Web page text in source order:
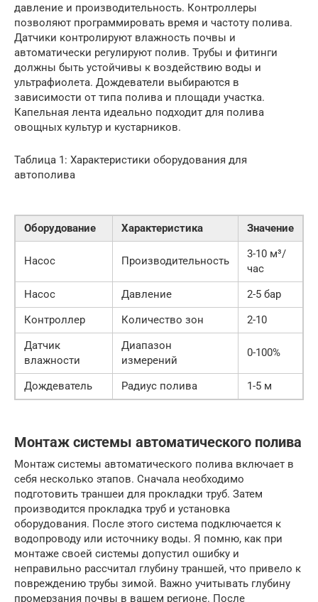
давление и производительность. Контроллеры
позволяют программировать время и частоту полива.
Датчики контролируют влажность почвы и
автоматически регулируют полив. Трубы и фитинги
должны быть устойчивы к воздействию воды и
ультрафиолета. Дождеватели выбираются в
зависимости от типа полива и площади участка.
Капельная лента идеально подходит для полива
овощных культур и кустарников.
Таблица 1: Характеристики оборудования для
автополива
Оборудование Характеристика Значение
Насос Производительность
3-10 м³/
час
Насос
Давление
2-5 бар
Контроллер
Количество зон
2-10
Датчик
влажности
Диапазон
измерений
0-100%
Дождеватель Радиус полива 1-5 м
Монтаж системы автоматического полива
Монтаж системы автоматического полива включает в
себя несколько этапов. Сначала необходимо
подготовить траншеи для прокладки труб. Затем
производится прокладка труб и установка
оборудования. После этого система подключается к
водопроводу или источнику воды. Я помню, как при
монтаже своей системы допустил ошибку и
неправильно рассчитал глубину траншей, что привело к
повреждению трубы зимой. Важно учитывать глубину
промерзания почвы в вашем регионе. После